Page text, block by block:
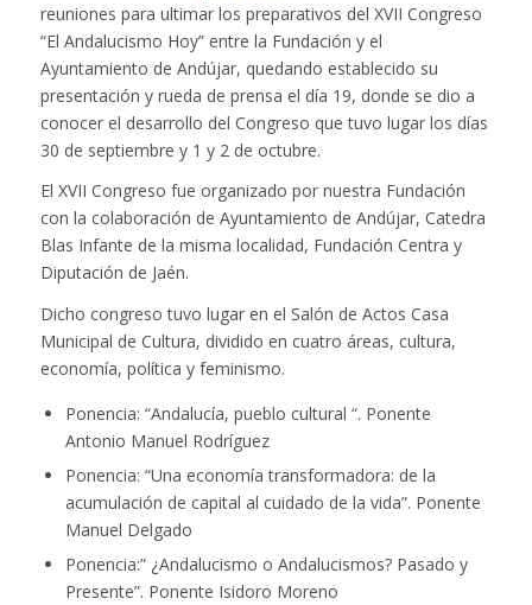
reuniones para ultimar los preparativos del XVII Congreso
“El Andalucismo Hoy” entre la Fundación y el
Ayuntamiento de Andújar, quedando establecido su
presentación y rueda de prensa el día 19, donde se dio a
conocer el desarrollo del Congreso que tuvo lugar los días
30 de septiembre y 1 y 2 de octubre.
El XVII Congreso fue organizado por nuestra Fundación
con la colaboración de Ayuntamiento de Andújar, Catedra
Blas Infante de la misma localidad, Fundación Centra y
Diputación de Jaén.
Dicho congreso tuvo lugar en el Salón de Actos Casa
Municipal de Cultura, dividido en cuatro áreas, cultura,
economía, política y feminismo.
Ponencia: “Andalucía, pueblo cultural “. Ponente
Antonio Manuel Rodríguez
Ponencia: “Una economía transformadora: de la
acumulación de capital al cuidado de la vida”. Ponente
Manuel Delgado
Ponencia:” ¿Andalucismo o Andalucismos? Pasado y
Presente”. Ponente Isidoro Moreno